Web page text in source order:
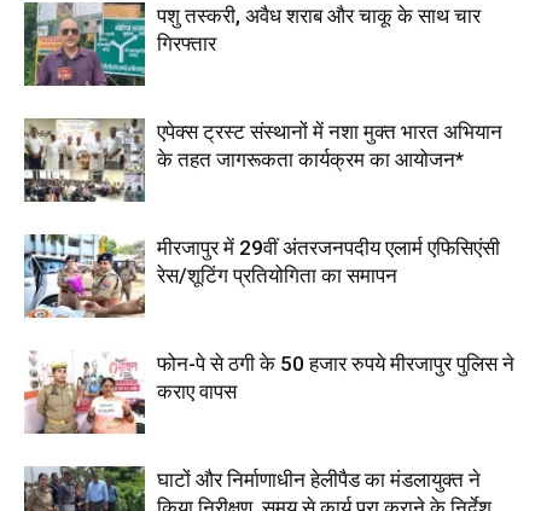
पशु तस्करी, अवैध शराब और चाकू के साथ चार
गिरफ्तार
एपेक्स ट्रस्ट संस्थानों में नशा मुक्त भारत अभियान
के तहत जागरूकता कार्यक्रम का आयोजन*
मीरजापुर में 29वीं अंतरजनपदीय एलार्म एफिसिएंसी
रेस/शूटिंग प्रतियोगिता का समापन
फोन-पे से ठगी के 50 हजार रुपये मीरजापुर पुलिस ने
कराए वापस
घाटों और निर्माणाधीन हेलीपैड का मंडलायुक्त ने